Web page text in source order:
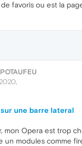
favoris ou est la
une barre lateral
mon Opera est trop
un modules comme